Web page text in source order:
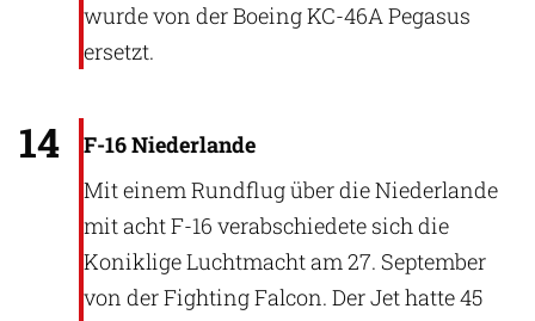
wurde von der Boeing KC-46A Pegasus
ersetzt.
14
F-16 Niederlande
Mit einem Rundflug über die Niederlande
mit acht F-16 verabschiedete sich die
Koniklige Luchtmacht am 27. September
von der Fighting Falcon. Der Jet hatte 45